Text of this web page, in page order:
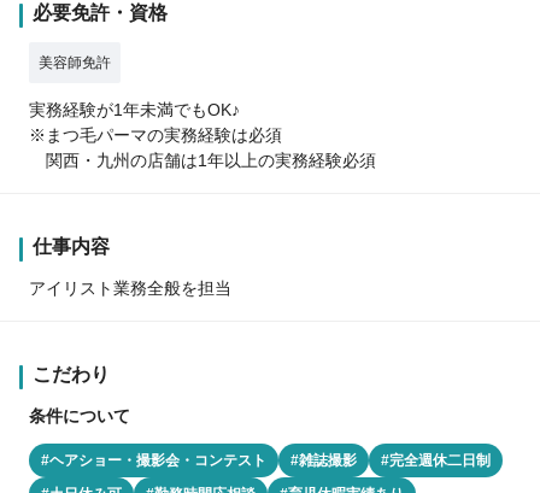
必要免許・資格
美容師免許
実務経験が1年未満でもOK♪
※まつ毛パーマの実務経験は必須
関西・九州の店舗は1年以上の実務経験必須
仕事内容
アイリスト業務全般を担当
こだわり
条件について
#ヘアショー・撮影会・コンテスト #雑誌撮影
#完全週休二日制